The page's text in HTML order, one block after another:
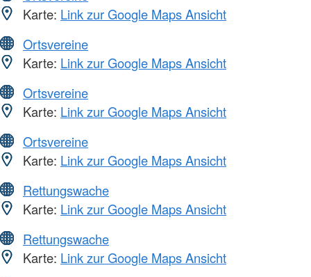
Karte: Link zur Google Maps Ansicht
Ortsvereine
Karte: Link zur Google Maps Ansicht
Ortsvereine
Karte: Link zur Google Maps Ansicht
Ortsvereine
Karte: Link zur Google Maps Ansicht
Rettungswache
Karte: Link zur Google Maps Ansicht
Rettungswache
Karte: Link zur Google Maps Ansicht